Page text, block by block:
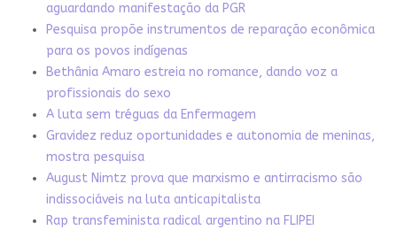
aguardando manifestação da PGR
Pesquisa propõe instrumentos de reparação econômica
para os povos indígenas
Bethânia Amaro estreia no romance, dando voz a
profissionais do sexo
A luta sem tréguas da Enfermagem
Gravidez reduz oportunidades e autonomia de meninas,
mostra pesquisa
August Nimtz prova que marxismo e antirracismo são
indissociáveis na luta anticapitalista
Rap transfeminista radical argentino na FLIPEI